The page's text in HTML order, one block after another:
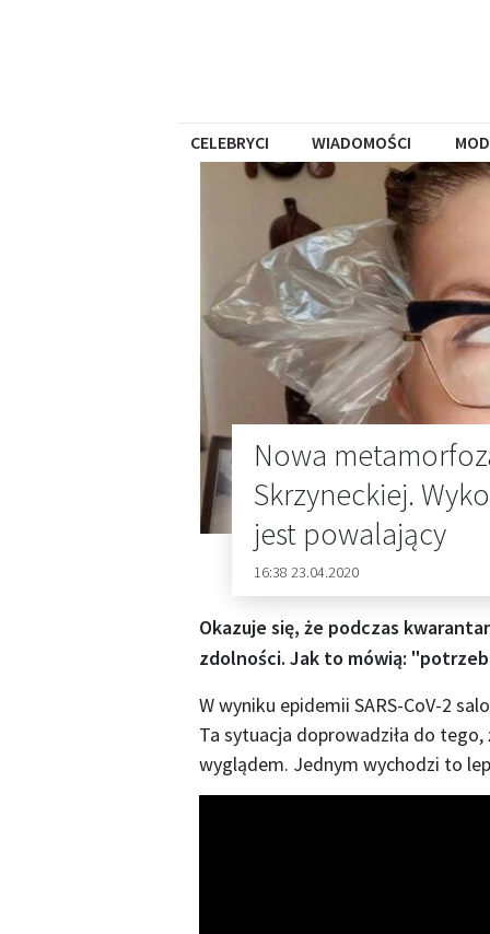
CELEBRYCI WIADOMOŚCI
Nowa
Skrzyneckiej.
jest powalający
16:38 23.04.2020
Okazuje się, że podczas
zdolności. Jak to mówią:
W wyniku epidemii SARS-CoV-2
Ta sytuacja doprowadziła do
wyglądem. Jednym wychodzi to